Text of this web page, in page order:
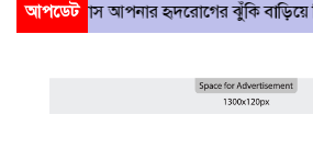
আপডেট
আপনার হৃদরোগের ঝুঁকি বাড়িয়ে দিতে পারে